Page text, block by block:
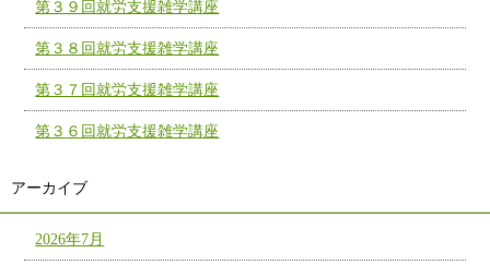
第３９回就労支援雑学講座
第３８回就労支援雑学講座
第３７回就労支援雑学講座
第３６回就労支援雑学講座
アーカイブ
2026年7月